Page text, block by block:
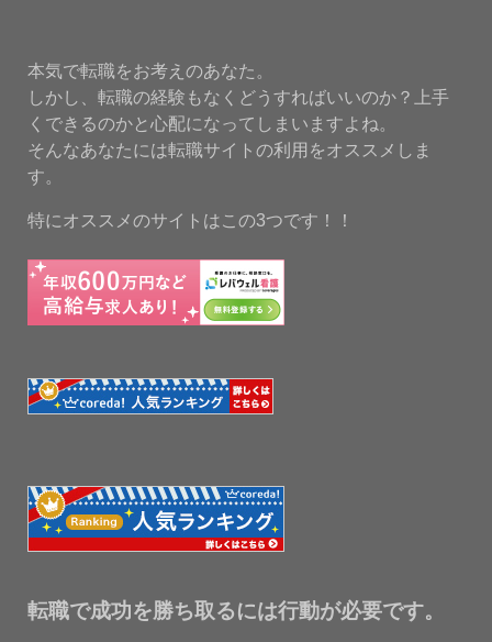
本気で転職をお考えのあなた。
しかし、転職の経験もなくどうすればいいのか？上手
くできるのかと心配になってしまいますよね。
そんなあなたには転職サイトの利用をオススメしま
す。
特にオススメのサイトはこの3つです！！
転職で成功を勝ち取るには行動が必要です。